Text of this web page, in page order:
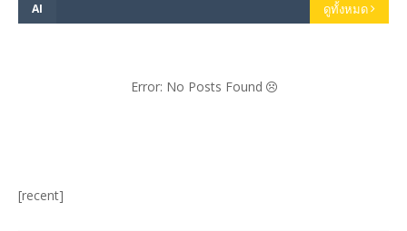
AI ดูทั้งหมด
Error: No Posts Found
[recent]